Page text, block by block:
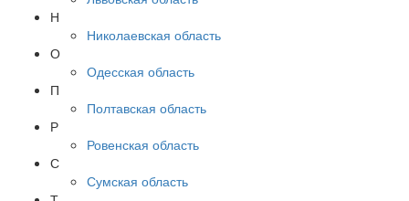
Н
Николаевская область
О
Одесская область
П
Полтавская область
Р
Ровенская область
С
Сумская область